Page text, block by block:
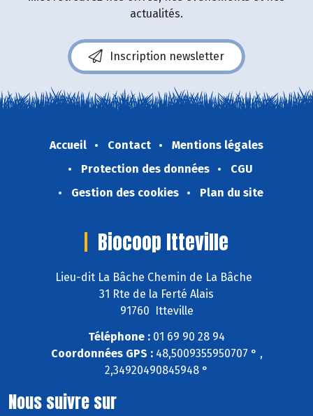
actualités.
Inscription newsletter
Accueil Contact
Mentions légales
Protection des données
CGU
Gestion des cookies
Plan du site
Biocoop Itteville
Lieu-dit La Bâche Chemin de La Bâche
31 Rte de la Ferté Alais
91760 Itteville
Téléphone : 01 69 90 28 94
Coordonnées GPS :48,5009355950707 ° ,
2,34920490845948 °
Nous suivre sur